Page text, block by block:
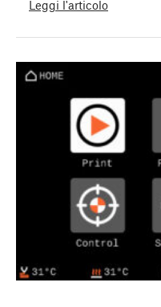
Leggi l'articolo